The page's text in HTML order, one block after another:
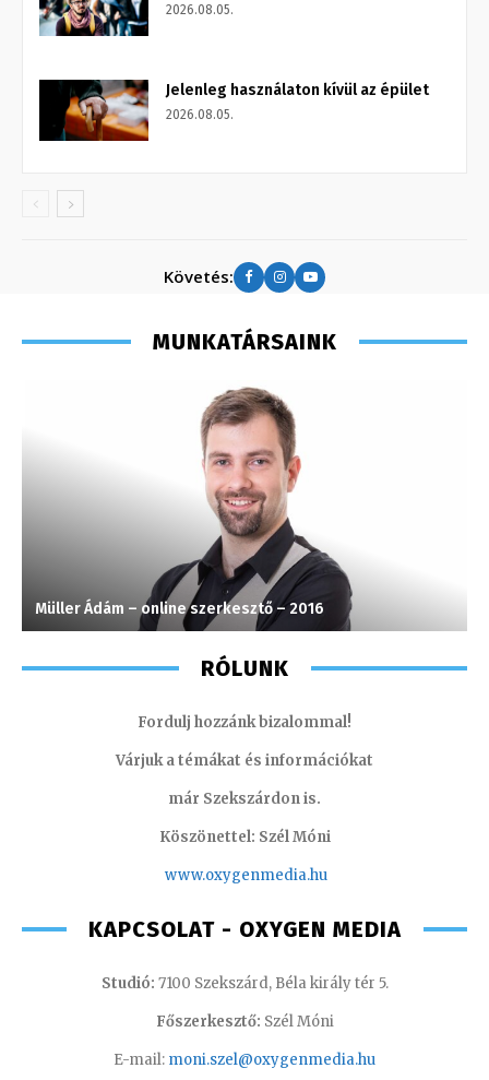
2026.08.05.
Jelenleg használaton kívül az épület
2026.08.05.
Követés:
MUNKATÁRSAINK
Müller Ádám – online szerkesztő – 2016
RÓLUNK
Fordulj hozzánk bizalommal!
Várjuk a témákat és információkat
már Szekszárdon is.
Köszönettel: Szél Móni
www.oxygenmedia.hu
KAPCSOLAT - OXYGEN MEDIA
Studió: 7100 Szekszárd, Béla király tér 5.
Főszerkesztő: Szél Móni
E-mail: moni.szel@oxygenmedia.hu